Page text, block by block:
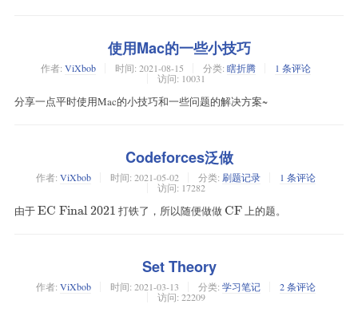
使用Mac的一些小技巧
作者: ViXbob 时间: 2021-08-15 分类: 瞎折腾
1 条评论
访问: 10031
分享一点平时使用Mac的小技巧和一些问题的解决方案~
Codeforces泛做
作者: ViXbob 时间: 2021-05-02 分类: 刷题记录
1 条评论
访问: 17282
由于\text{EC
EC Final 2021 打铁了，所以随便做做 \text{CF}
CF上的题。
Set Theory
作者: ViXbob 时间: 2021-03-13 分类: 学习笔记
2 条评论
访问: 22209